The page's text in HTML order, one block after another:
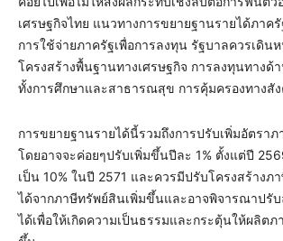
เศรษฐกิจไทย แนวทางการขยายฐานรายได้ภาค
การใช้จ่ายภาครัฐเพื่อการลงทุน รัฐบาลควรเดิน
โครงสร้างพื้นฐานทางเศรษฐกิจ การลงทุนทางด้
ทั้งการศึกษาและสาธารณสุข การคุ้มครองทางสั
การขยายฐานรายได้นี้รวมถึงการปรับเพิ่มอัตรา
โดยอาจจะค่อยๆปรับเพิ่มขึ้นปีละ 1% ตั้งแต่ปี
เป็น 10% ในปี 2571 และควรมีปรับโครงสร้างภ
ได้จากภาษีทรัพย์สินเพิ่มขึ้นและอาจพิจารณาปรับ
ได้เพื่อให้เกิดความเป็นธรรมและกระตุ้นให้ผลิตภ